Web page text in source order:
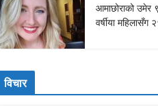
आमाछोराको उमेर
वर्षीया महिलासँग
विचार